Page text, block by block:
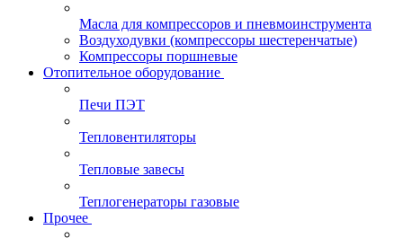
Масла для компрессоров и пневмоинструмента
Воздуходувки (компрессоры шестеренчатые)
Компрессоры поршневые
Отопительное оборудование
Печи ПЭТ
Тепловентиляторы
Тепловые завесы
Теплогенераторы газовые
Прочее